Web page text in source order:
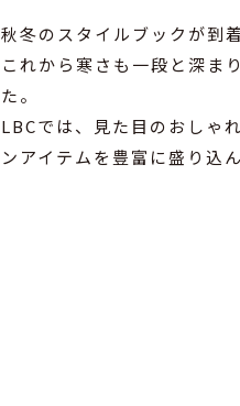
秋冬のスタイルブックが到着
これから寒さも一段と深ま
た。
LBCでは、見た目のおしゃ
ンアイテムを豊富に盛り込